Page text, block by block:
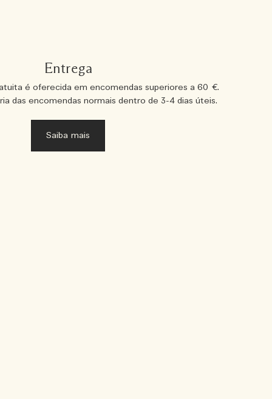
Entrega
é oferecida em encomendas superiores a 60 €.
das encomendas normais dentro de 3-4 dias úteis.
Saiba mais